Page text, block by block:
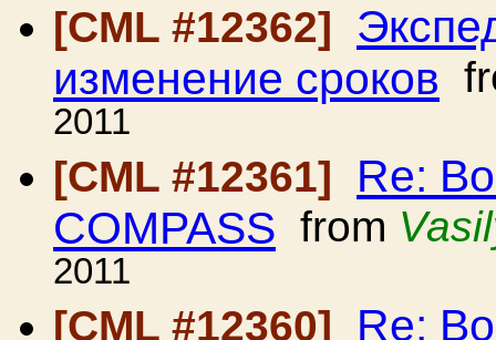
[CML #12362]
изменение сроков
2011
[CML #12361]
Re:
COMPASS from
2011
[CML #12360]
Re: